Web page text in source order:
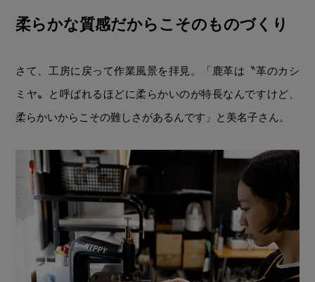
柔らかな質感だからこそのものづくり
さて、工房に戻って作業風景を拝見。「鹿革は〝革のカシ
ミヤ〟と呼ばれるほどに柔らかいのが特長なんですけど、
柔らかいからこその難しさがあるんです」と美名子さん。